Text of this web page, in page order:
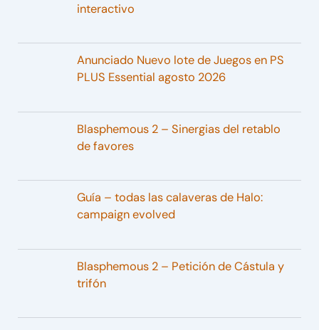
interactivo
Anunciado Nuevo lote de Juegos en PS
PLUS Essential agosto 2026
Blasphemous 2 – Sinergias del retablo
de favores
Guía – todas las calaveras de Halo:
campaign evolved
Blasphemous 2 – Petición de Cástula y
trifón